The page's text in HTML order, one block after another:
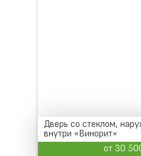
Дверь со стеклом,
внутри «Винорит»
от 30